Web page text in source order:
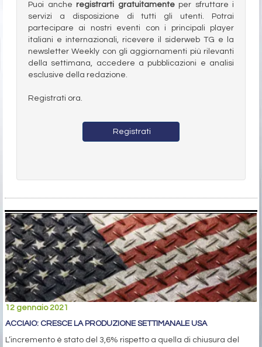
Puoi anche registrarti gratuitamenteper sfruttare i
servizi a disposizione di tutti gli utenti. Potrai
partecipare ai nostri eventi con i principali player
italiani e internazionali, ricevere il siderweb TG e la
newsletter Weekly con gli aggiornamenti più rilevanti
della settimana, accedere a pubblicazioni e analisi
esclusive della redazione.
Registrati ora.
Registrati
12 gennaio 2021
ACCIAIO: CRESCE LA PRODUZIONE SETTIMANALE USA
L’incremento è stato del 3,6% rispetto a quella di chiusura del